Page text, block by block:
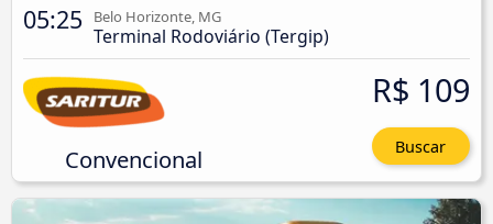
05:25 Belo Horizonte, MG
Terminal Rodoviário (Tergip)
Convencional
R$ 109
Buscar